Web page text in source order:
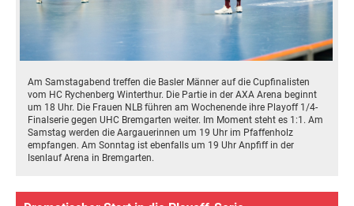
Am Samstagabend treffen die Basler Männer auf die Cupfinalisten
vom HC Rychenberg Winterthur. Die Partie in der AXA Arena beginnt
um 18 Uhr. Die Frauen NLB führen am Wochenende ihre Playoff 1/4-
Finalserie gegen UHC Bremgarten weiter. Im Moment steht es 1:1. Am
Samstag werden die Aargauerinnen um 19 Uhr im Pfaffenholz
empfangen. Am Sonntag ist ebenfalls um 19 Uhr Anpfiff in der
Isenlauf Arena in Bremgarten.